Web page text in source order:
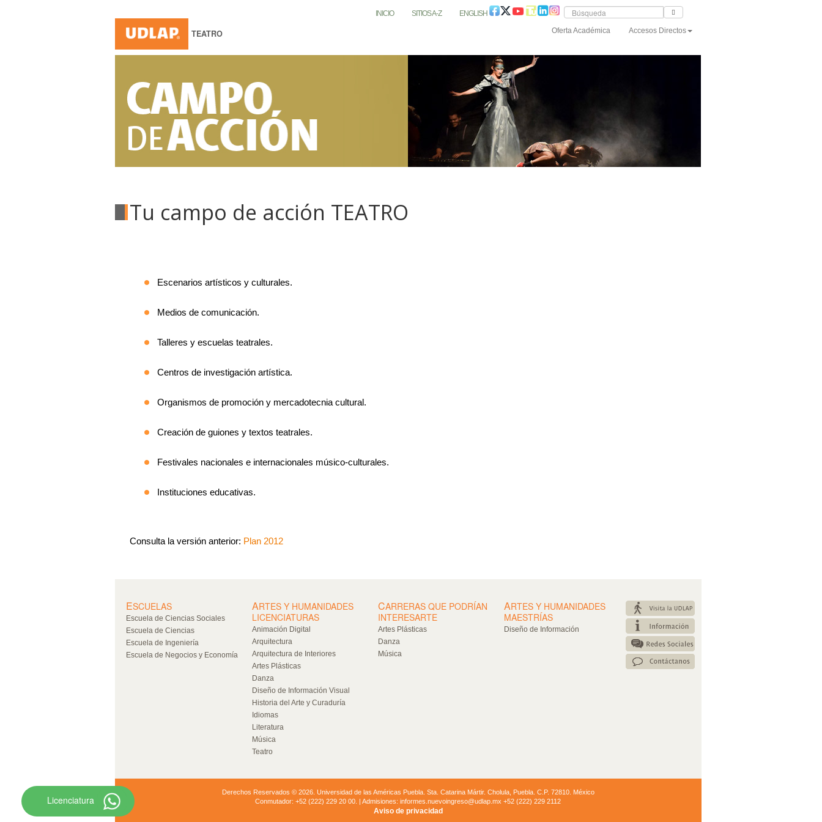
INICIO SITIOS A-Z ENGLISH
TEATRO Oferta Académica Accesos Directos
Tu campo de acción TEATRO
Escenarios artísticos y culturales.
Medios de comunicación.
Talleres y escuelas teatrales.
Centros de investigación artística.
Organismos de promoción y mercadotecnia cultural.
Creación de guiones y textos teatrales.
Festivales nacionales e internacionales músico-culturales.
Instituciones educativas.
Consulta la versión anterior: Plan 2012
ESCUELAS
Escuela de Ciencias Sociales
Escuela de Ciencias
Escuela de Ingeniería
Escuela de Negocios y Economía
ARTES Y HUMANIDADES
LICENCIATURAS
Animación Digital
Arquitectura
Arquitectura de Interiores
Artes Plásticas
Danza
Diseño de Información Visual
Historia del Arte y Curaduría
Idiomas
Literatura
Música
Teatro
CARRERAS QUE PODRÍAN
INTERESARTE
Artes Plásticas
Danza
Música
ARTES Y HUMANIDADES
MAESTRÍAS
Diseño de Información
Derechos Reservados © 2026. Universidad de las Américas Puebla. Sta. Catarina Mártir. Cholula, Puebla. C.P. 72810. México
Conmutador: +52 (222) 229 20 00. | Admisiones: informes.nuevoingreso@udlap.mx +52 (222) 229 2112
Aviso de privacidad
Licenciatura